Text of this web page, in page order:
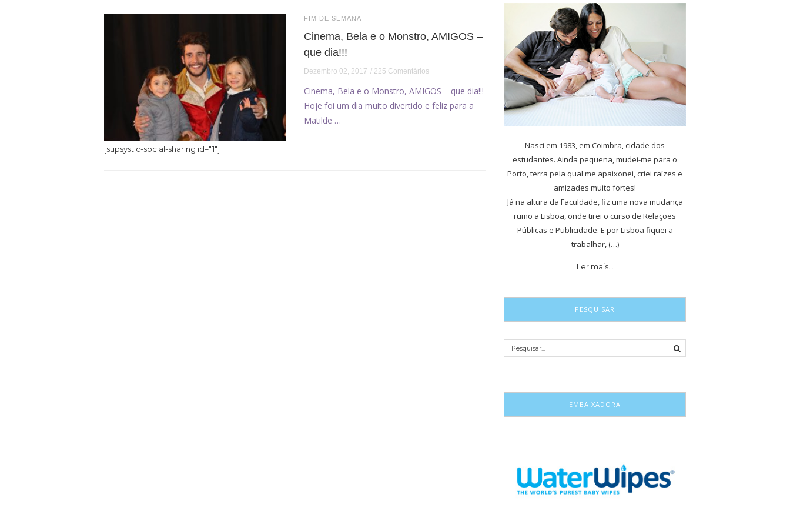
FIM DE SEMANA
Cinema, Bela e o Monstro, AMIGOS –
que dia!!!
Dezembro 02, 2017 225 Comentários
Cinema, Bela e o Monstro, AMIGOS – que dia!!!
Hoje foi um dia muito divertido e feliz para a
Matilde …
[supsystic-social-sharing id="1"]
Nasci em 1983, em Coimbra, cidade dos
estudantes. Ainda pequena, mudei-me para o
Porto, terra pela qual me apaixonei, criei raízes e
amizades muito fortes!
Já na altura da Faculdade, fiz uma nova mudança
rumo a Lisboa, onde tirei o curso de Relações
Públicas e Publicidade. E por Lisboa fiquei a
trabalhar, (…)
Ler mais…
PESQUISAR
EMBAIXADORA